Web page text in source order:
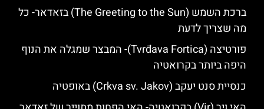
ברכת השמש (The Greeting to the Sun) בזאדאר- כל
מה שצריך לדעת
פורטיצה (Tvrđava Fortica)- המבצר שמגלה את הנוף
היפה ביותר בקרואטיה
כנסיית סנט יעקב (Crkva sv. Jakov) באופטיה